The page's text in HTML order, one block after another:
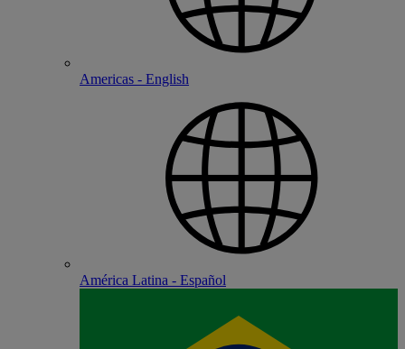
Americas - English
América Latina - Español